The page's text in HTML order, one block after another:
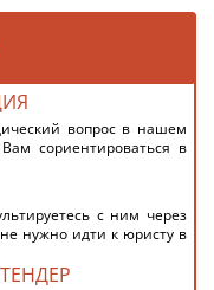
вопрос в нашем
сориентироваться в
с ним через
нужно идти к юристу в